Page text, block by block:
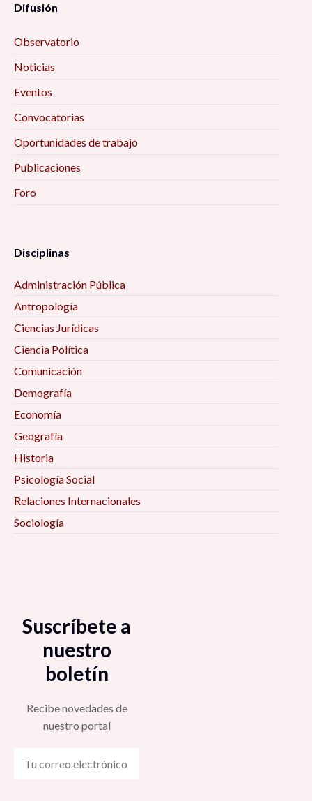
Difusión
Observatorio
Noticias
Eventos
Convocatorias
Oportunidades de trabajo
Publicaciones
Foro
Disciplinas
Administración Pública
Antropología
Ciencias Jurídicas
Ciencia Política
Comunicación
Demografía
Economía
Geografía
Historia
Psicología Social
Relaciones Internacionales
Sociología
Suscríbete a
nuestro
boletín
Recibe novedades de
nuestro portal